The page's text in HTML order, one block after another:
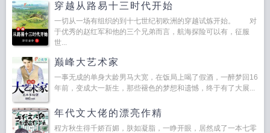
穿越从路易十三时代开始
一切从一场有组织的到十七世纪初欧洲的穿越试炼开始。 对
于优秀的赵红军和他的三个兄弟而言，航海探险可以有，征服
世...
巅峰大艺术家
一事无成的单身大龄男马大宽，在饭局上喝了假酒，一醉梦回16
年前，变成大一新生，那些褪色的梦想和遗憾，终于有了大展...
年代文大佬的漂亮作精
程方秋生得千娇百媚，肤如凝脂，一睁开眼，居然成了一本七零